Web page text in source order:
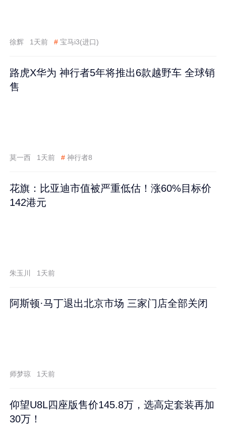
徐辉 1天前 # 宝马i3(进口)
路虎X华为 神行者5年将推出6款越野车 全球销
售
莫一西 1天前 # 神行者8
花旗：比亚迪市值被严重低估！涨60%目标价
142港元
朱玉川 1天前
阿斯顿·马丁退出北京市场 三家门店全部关闭
师梦琼 1天前
仰望U8L四座版售价145.8万，选高定套装再加
30万！